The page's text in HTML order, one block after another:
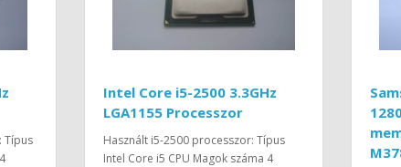
Típus
Intel Core i5-2500 3.3GHz
LGA1155 Processzor
Használt i5-2500 processzor: Típus
Intel Core i5 CPU Magok száma 4